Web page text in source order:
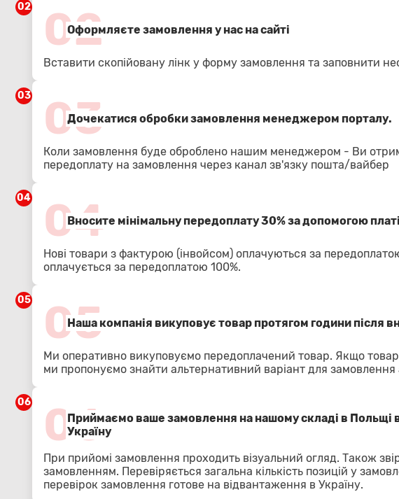
02 02
Оформляєте замовлення у нас на сайті
Вставити скопійовану лінк у форму замовлення та заповнити
03 03
Дочекатися обробки замовлення менеджером порталу.
Коли замовлення буде оброблено нашим менеджером - Ви
передоплату на замовлення через канал зв'язку пошта/вайбер
04 04
Вносите мінімальну передоплату 30% за допомогою
Нові товари з фактурою (інвойсом) оплачуються за
оплачується за передоплатою 100%.
05 05
Наша компанія викуповує товар протягом години після
Ми оперативно викуповуємо передоплачений товар. Якщо
ми пропонуємо знайти альтернативний варіант для
06 06
Приймаємо ваше замовлення на нашому складі в Польщі
Україну
При прийомі замовлення проходить візуальний огляд. Також
замовленням. Перевіряється загальна кількість позицій у
перевірок замовлення готове на відвантаження в Україну.